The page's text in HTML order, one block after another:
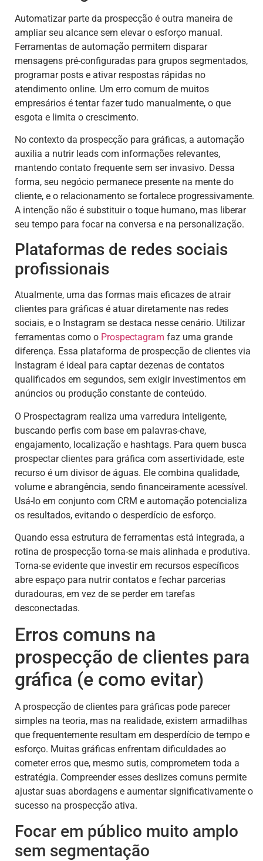
Automatizar parte da prospecção é outra maneira de
ampliar seu alcance sem elevar o esforço manual.
Ferramentas de automação permitem disparar
mensagens pré-configuradas para grupos segmentados,
programar posts e ativar respostas rápidas no
atendimento online. Um erro comum de muitos
empresários é tentar fazer tudo manualmente, o que
esgota e limita o crescimento.
No contexto da prospecção para gráficas, a automação
auxilia a nutrir leads com informações relevantes,
mantendo contato frequente sem ser invasivo. Dessa
forma, seu negócio permanece presente na mente do
cliente, e o relacionamento se fortalece progressivamente.
A intenção não é substituir o toque humano, mas liberar
seu tempo para focar na conversa e na personalização.
Plataformas de redes sociais
profissionais
Atualmente, uma das formas mais eficazes de atrair
clientes para gráficas é atuar diretamente nas redes
sociais, e o Instagram se destaca nesse cenário. Utilizar
ferramentas como o Prospectagram faz uma grande
diferença. Essa plataforma de prospecção de clientes via
Instagram é ideal para captar dezenas de contatos
qualificados em segundos, sem exigir investimentos em
anúncios ou produção constante de conteúdo.
O Prospectagram realiza uma varredura inteligente,
buscando perfis com base em palavras-chave,
engajamento, localização e hashtags. Para quem busca
prospectar clientes para gráfica com assertividade, este
recurso é um divisor de águas. Ele combina qualidade,
volume e abrangência, sendo financeiramente acessível.
Usá-lo em conjunto com CRM e automação potencializa
os resultados, evitando o desperdício de esforço.
Quando essa estrutura de ferramentas está integrada, a
rotina de prospecção torna-se mais alinhada e produtiva.
Torna-se evidente que investir em recursos específicos
abre espaço para nutrir contatos e fechar parcerias
duradouras, em vez de se perder em tarefas
desconectadas.
Erros comuns na
prospecção de clientes para
gráfica (e como evitar)
A prospecção de clientes para gráficas pode parecer
simples na teoria, mas na realidade, existem armadilhas
que frequentemente resultam em desperdício de tempo e
esforço. Muitas gráficas enfrentam dificuldades ao
cometer erros que, mesmo sutis, comprometem toda a
estratégia. Compreender esses deslizes comuns permite
ajustar suas abordagens e aumentar significativamente o
sucesso na prospecção ativa.
Focar em público muito amplo
sem segmentação